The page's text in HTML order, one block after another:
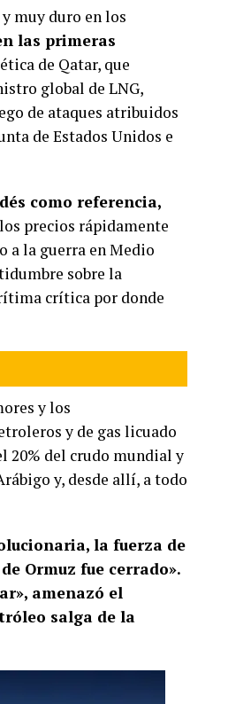
muy duro en los
las primeras
de Qatar, que
global de LNG,
de ataques atribuidos
de Estados Unidos e
como referencia,
precios rápidamente
a la guerra en Medio
sobre la
crítica por donde
y los
y de gas licuado
20% del crudo mundial y
y, desde allí, a todo
la fuerza de
Ormuz fue cerrado».
amenazó el
salga de la